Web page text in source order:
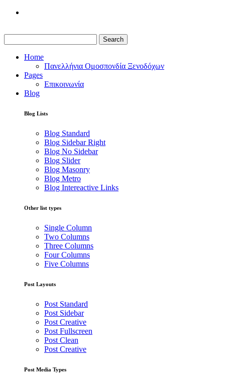
Search
Home
Πανελλήνια Ομοσπονδία Ξενοδόχων
Pages
Επικοινωνία
Blog
Blog Lists
Blog Standard
Blog Sidebar Right
Blog No Sidebar
Blog Slider
Blog Masonry
Blog Metro
Blog Intereactive Links
Other list types
Single Column
Two Columns
Three Columns
Four Columns
Five Columns
Post Layouts
Post Standard
Post Sidebar
Post Creative
Post Fullscreen
Post Clean
Post Creative
Post Media Types